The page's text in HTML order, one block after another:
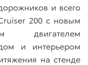
и всего
200 с новым
двигателем
и интерьером
на стенде